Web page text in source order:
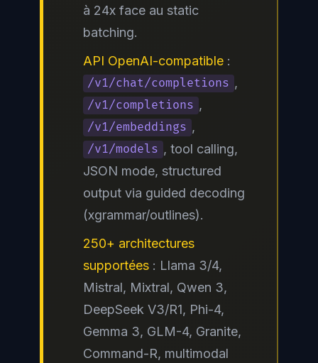
à 24x face au static
batching.
API OpenAI-compatible :
/v1/chat/completions ,
/v1/completions ,
/v1/embeddings ,
/v1/models , tool calling,
JSON mode, structured
output via guided decoding
(xgrammar/outlines).
250+ architectures
supportées : Llama 3/4,
Mistral, Mixtral, Qwen 3,
DeepSeek V3/R1, Phi-4,
Gemma 3, GLM-4, Granite,
Command-R, multimodal